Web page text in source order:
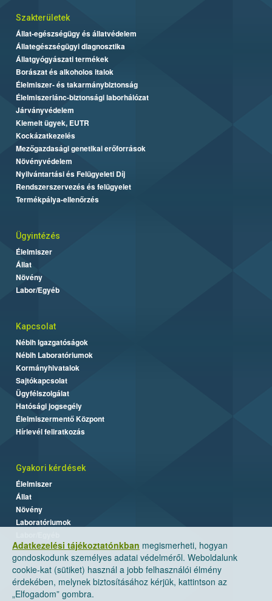
Adatkezelési tájékoztatónkban megismerheti, hogyan
gondoskodunk személyes adatai védelméről. Weboldalunk
cookie-kat (sütiket) használ a jobb felhasználói élmény
érdekében, melynek biztosításához kérjük, kattintson az
„Elfogadom” gombra.
Szakterületek
Állat-egészségügy és állatvédelem
Állategészségügyi diagnosztika
Állatgyógyászati termékek
Borászat és alkoholos italok
Élelmiszer- és takarmánybiztonság
Élelmiszerlánc-biztonsági laborhálózat
Járványvédelem
Kiemelt ügyek, EUTR
Kockázatkezelés
Mezőgazdasági genetikai erőforrások
Növényvédelem
Nyilvántartási és Felügyeleti Díj
Rendszerszervezés és felügyelet
Termékpálya-ellenőrzés
Ügyintézés
Élelmiszer
Állat
Növény
Labor/Egyéb
Kapcsolat
Nébih Igazgatóságok
Nébih Laboratóriumok
Kormányhivatalok
Sajtókapcsolat
Ügyfélszolgálat
Hatósági jogsegély
Élelmiszermentő Központ
Hírlevél feliratkozás
Gyakori kérdések
Élelmiszer
Állat
Növény
Laboratóriumok